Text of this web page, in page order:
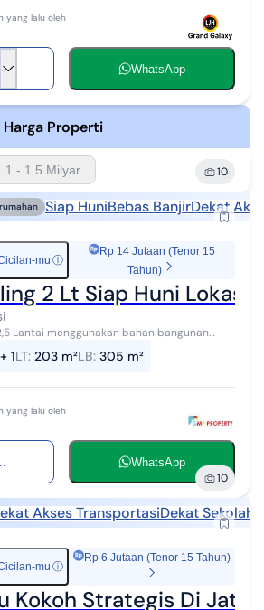
yang lalu oleh
WhatsApp
Properti
1 - 1.5 Milyar 10
Siap HuniBebas BanjirDekat
mu ⓘ
Rp 14 Jutaan (Tenor 15
Tahun)
2 Lt Siap Huni
Lantai menggunakan bahan bangunan
1LT: 203 m²LB: 305 m²
yang lalu oleh
WhatsApp
10
Akses TransportasiDekat Sekolah
mu ⓘ
Rp 6 Jutaan (Tenor 15 Tahun)
Kokoh Strategis Di